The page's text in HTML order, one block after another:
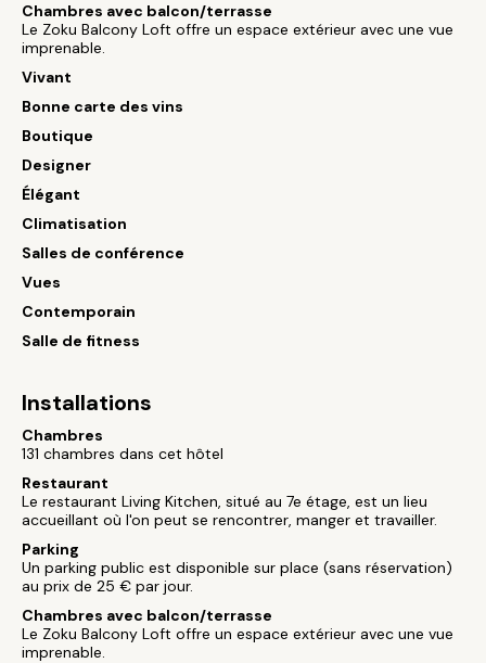
Chambres avec balcon/terrasse
Le Zoku Balcony Loft offre un espace extérieur avec une vue
imprenable.
Vivant
Bonne carte des vins
Boutique
Designer
Élégant
Climatisation
Salles de conférence
Vues
Contemporain
Salle de fitness
Installations
Chambres
131 chambres dans cet hôtel
Restaurant
Le restaurant Living Kitchen, situé au 7e étage, est un lieu
accueillant où l'on peut se rencontrer, manger et travailler.
Parking
Un parking public est disponible sur place (sans réservation)
au prix de 25 € par jour.
Chambres avec balcon/terrasse
Le Zoku Balcony Loft offre un espace extérieur avec une vue
imprenable.